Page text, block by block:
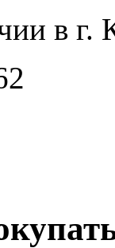
в г.